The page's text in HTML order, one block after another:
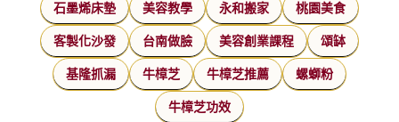
石墨烯床墊 美容教學 永和搬家 桃園美食
客製化沙發 台南做臉 美容創業課程 頌缽
基隆抓漏 牛樟芝 牛樟芝推薦 螺螄粉
牛樟芝功效